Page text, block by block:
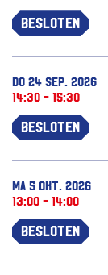
Besloten
do 24 sep. 2026
14:30 - 15:30
Besloten
ma 5 okt. 2026
13:00 - 14:00
Besloten